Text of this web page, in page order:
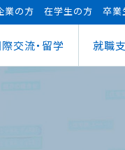
業の方 在学生の方 卒業
交流・留学 就職